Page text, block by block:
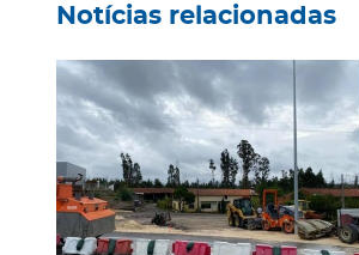
Notícias relacionadas